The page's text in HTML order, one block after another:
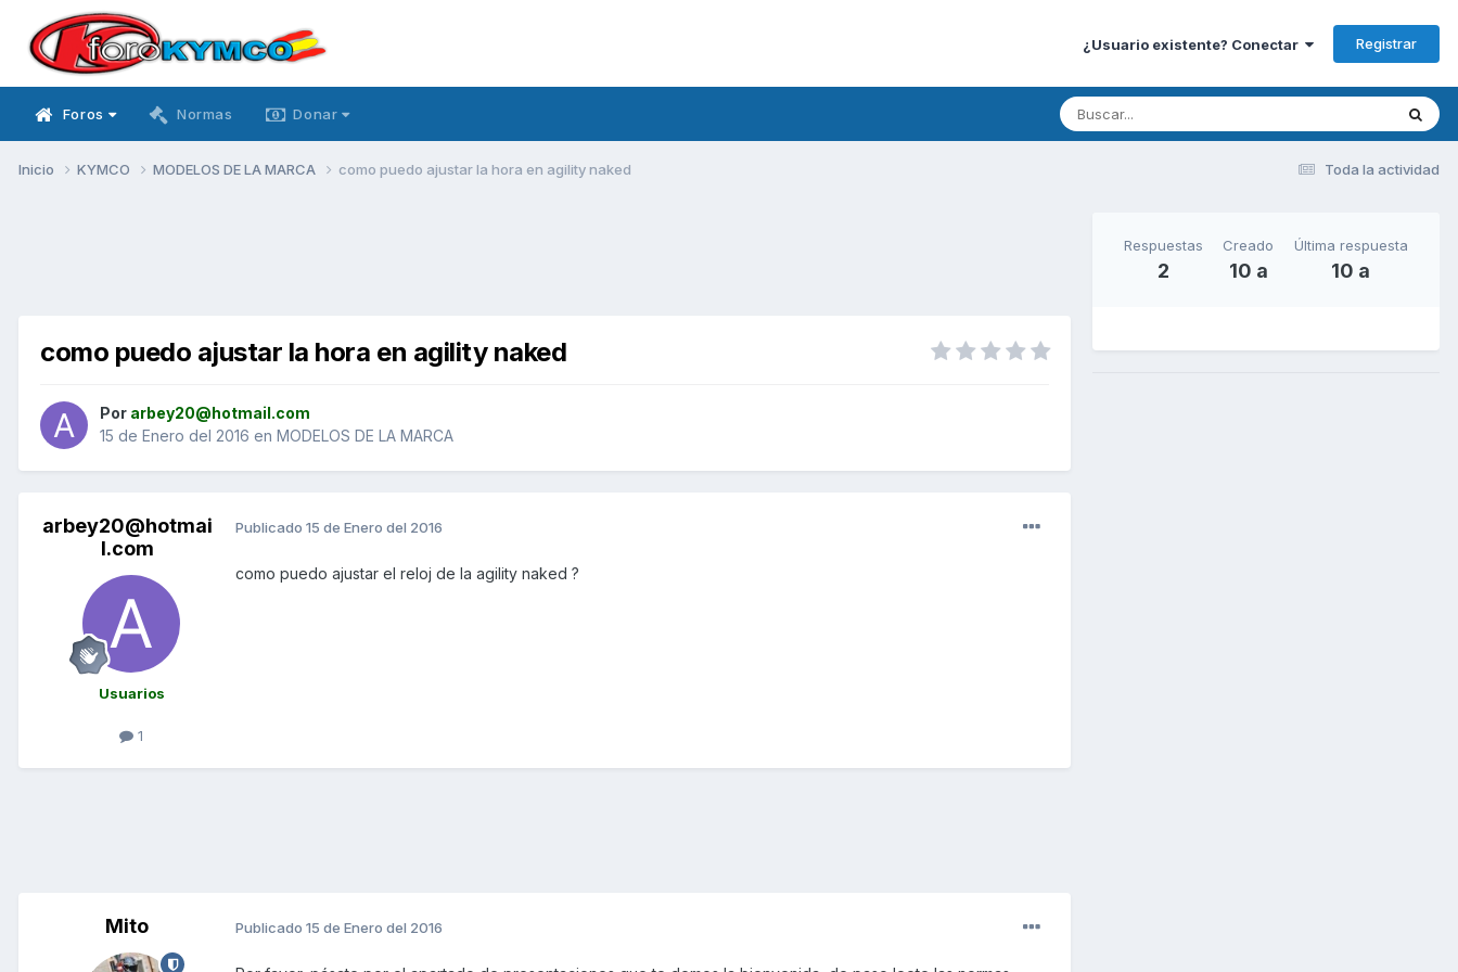
¿Usuario existente? Conectar Registrar
Foros Normas Donar
Toda la actividad
Inicio KYMCO MODELOS DE LA MARCA como puedo ajustar la hora en agility naked
como puedo ajustar la hora en agility naked
Por arbey20@hotmail.com
15 de Enero del 2016 en MODELOS DE LA MARCA
arbey20@hotmai
l.com
Usuarios
1
Publicado 15 de Enero del 2016
como puedo ajustar el reloj de la agility naked ?
Mito Publicado 15 de Enero del 2016
Respuestas
2
Creado
10 a
Última respuesta
10 a